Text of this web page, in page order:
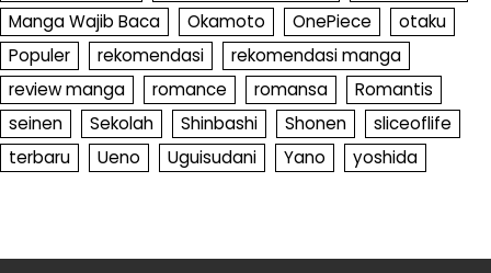
Manga Wajib Baca
Okamoto OnePiece
otaku
Populer
rekomendasi
rekomendasi manga
review manga
romance romansa
Romantis
seinen
Sekolah Shinbashi Shonen
sliceoflife
terbaru
Ueno Uguisudani Yano yoshida